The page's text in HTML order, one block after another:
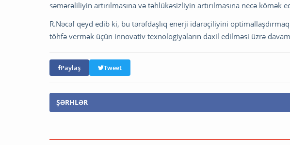
səmərəliliyin artırılmasına və təhlükəsizliyin artırılmasına necə kömək
R.Nəcəf qeyd edib ki, bu tərəfdaşlıq enerji idarəçiliyini
töhfə vermək üçün innovativ texnologiyaların daxil edilməsi üzrə
Paylaş Tweet
ŞƏRHLƏR